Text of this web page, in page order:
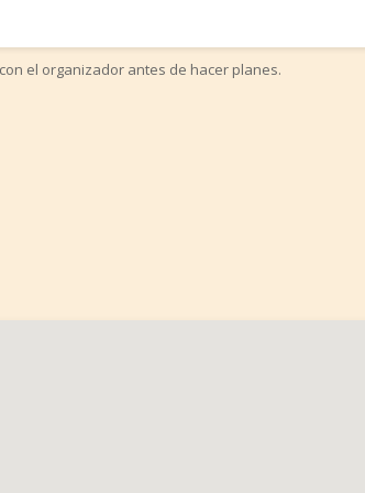
el organizador antes de hacer planes.